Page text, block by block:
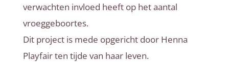
verwachten invloed heeft op het aantal
vroeggeboortes.
Dit project is mede opgericht door Henna
Playfair ten tijde van haar leven.